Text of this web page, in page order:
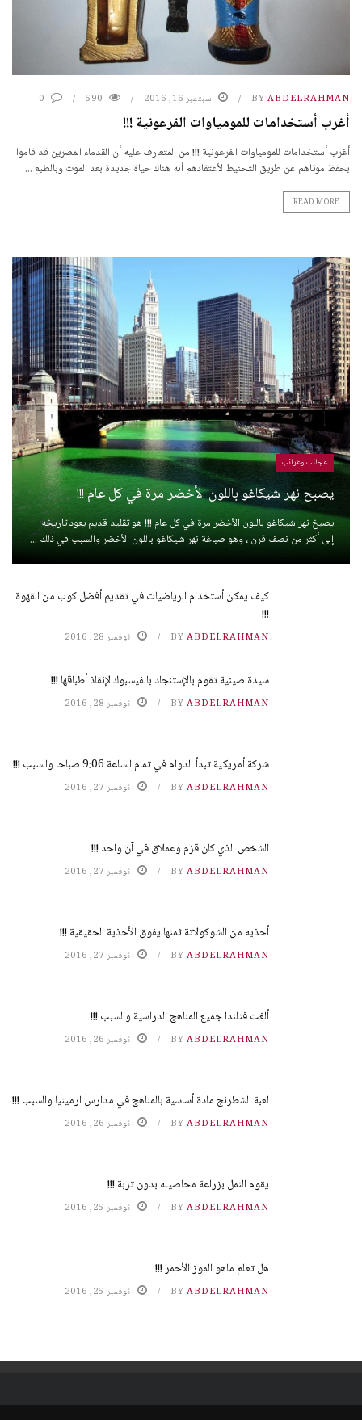
BY ABDELRAHMAN سبتمبر 16, 2016 590
0
أغرب أستخدامات للمومياوات الفرعونية !!!
أغرب أستخدامات للمومياوات الفرعونية !!! من المتعارف عليه أن القدماء المصرين قد قاموا
بحفظ موتاهم عن طريق التحنيط لأعتقادهم أنه هناك حياة جديدة بعد الموت وبالطبع ...
READ MORE
عجائب وغرائب
يصبح نهر شيكاغو باللون الأخضر مرة في كل عام !!!
يصبخ نهر شيكاغو باللون الأخضر مرة في كل عام !!! هو تقليد قديم يعود تاريخه
إلى أكثر من نصف قرن ، وهو صباغة نهر شيكاغو باللون الأخضر والسبب في ذلك ...
كيف يمكن أستخدام الرياضيات في تقديم أفضل كوب من القهوة
!!!
BY ABDELRAHMAN نوفمبر 28, 2016
سيدة صينية تقوم بالإستنجاد بالفيسبوك لإنقاذ أطباقها !!!
BY ABDELRAHMAN نوفمبر 28, 2016
شركة أمريكية تبدأ الدوام في تمام الساعة 9:06 صباحا والسبب !!!
BY ABDELRAHMAN نوفمبر 27, 2016
الشخص الذي كان قزم وعملاق في آن واحد !!!
BY ABDELRAHMAN نوفمبر 27, 2016
أحذيه من الشوكولاتة ثمنها يفوق الأحذية الحقيقية !!!
BY ABDELRAHMAN نوفمبر 27, 2016
ألغت فنلندا جميع المناهج الدراسية والسبب !!!
BY ABDELRAHMAN نوفمبر 26, 2016
لعبة الشطرنج مادة أساسية بالمناهج في مدارس ارمينيا والسبب !!!
BY ABDELRAHMAN نوفمبر 26, 2016
يقوم النمل بزراعة محاصيله بدون تربة !!!
BY ABDELRAHMAN نوفمبر 25, 2016
هل تعلم ماهو الموز الأحمر !!!
BY ABDELRAHMAN نوفمبر 25, 2016